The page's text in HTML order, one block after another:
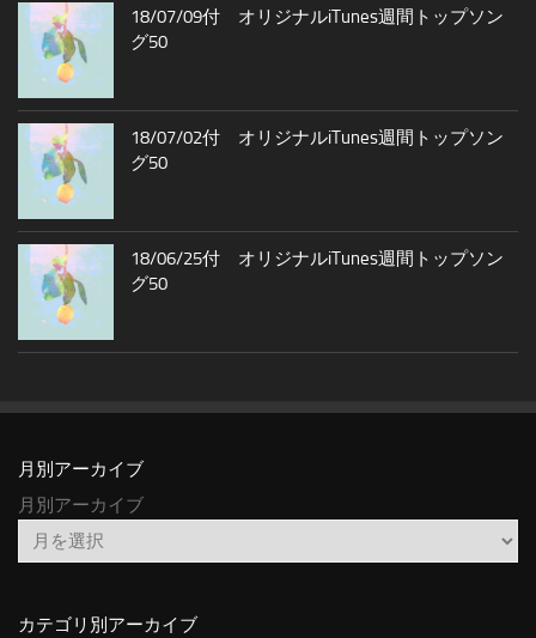
18/07/09付 オリジナルiTunes週間トップソン
グ50
18/07/02付 オリジナルiTunes週間トップソン
グ50
18/06/25付 オリジナルiTunes週間トップソン
グ50
月別アーカイブ
月別アーカイブ
カテゴリ別アーカイブ